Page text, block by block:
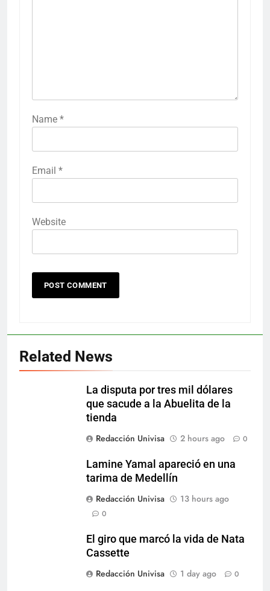
Name *
Email *
Website
Related News
La disputa por tres mil dólares
que sacude a la Abuelita de la
tienda
Redacción Univisa
2 hours ago 0
Lamine Yamal apareció en una
tarima de Medellín
Redacción Univisa
13 hours ago
0
El giro que marcó la vida de Nata
Cassette
Redacción Univisa
1 day ago 0